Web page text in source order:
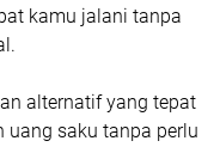
kamu jalani tanpa
alternatif yang tepat
saku tanpa perlu